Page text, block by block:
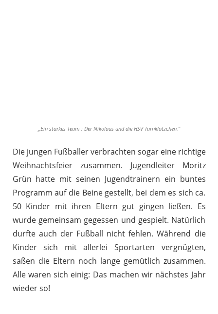
„Ein starkes Team : Der Nikolaus und die HSV Turnklötzchen.“
Die jungen Fußballer verbrachten sogar eine richtige
Weihnachtsfeier zusammen. Jugendleiter Moritz
Grün hatte mit seinen Jugendtrainern ein buntes
Programm auf die Beine gestellt, bei dem es sich ca.
50 Kinder mit ihren Eltern gut gingen ließen. Es
wurde gemeinsam gegessen und gespielt. Natürlich
durfte auch der Fußball nicht fehlen. Während die
Kinder sich mit allerlei Sportarten vergnügten,
saßen die Eltern noch lange gemütlich zusammen.
Alle waren sich einig: Das machen wir nächstes Jahr
wieder so!